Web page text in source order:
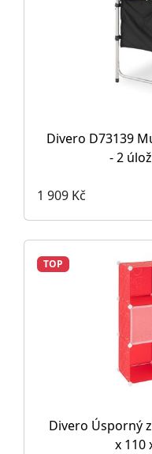
Divero D73139
- 2
1 909 Kč
TOP
Divero Úsporný
x 110